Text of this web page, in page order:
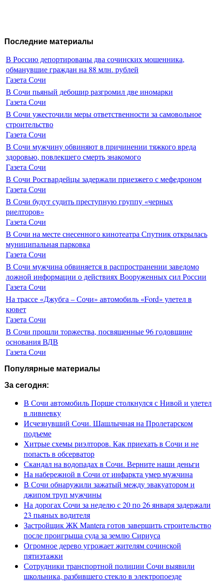
Последние материалы
В Россию депортированы два сочинских мошенника,
обманувшие граждан на 88 млн. рублей
Газета Сочи
В Сочи пьяный дебошир разгромил две иномарки
Газета Сочи
В Сочи ужесточили меры ответственности за самовольное
строительство
Газета Сочи
В Сочи мужчину обвиняют в причинении тяжкого вреда
здоровью, повлекшего смерть знакомого
Газета Сочи
В Сочи Росгвардейцы задержали приезжего с мефедроном
Газета Сочи
В Сочи будут судить преступную группу «черных
риелторов»
Газета Сочи
В Сочи на месте снесенного кинотеатра Спутник открылась
муниципальная парковка
Газета Сочи
В Сочи мужчина обвиняется в распространении заведомо
ложной информации о действиях Вооруженных сил России
Газета Сочи
На трассе «Джубга – Сочи» автомобиль «Ford» улетел в
кювет
Газета Сочи
В Сочи прошли торжества, посвященные 96 годовщине
основания ВДВ
Газета Сочи
Популярные материалы
За сегодня:
В Сочи автомобиль Порше столкнулся с Нивой и улетел
в ливневку
Исчезнувший Сочи. Шашлычная на Пролетарском
подъеме
Хитрые схемы риэлторов. Как приехать в Сочи и не
попасть в обсерватор
Скандал на водопадах в Сочи. Верните наши деньги
На набережной в Сочи от инфаркта умер мужчина
В Сочи обнаружили зажатый между эвакуатором и
джипом труп мужчины
На дорогах Сочи за неделю с 20 по 26 января задержали
23 пьяных водителя
Застройщик ЖК Mantera готов завершить строительство
после проигрыша суда за землю Сириуса
Огромное дерево угрожает жителям сочинской
пятиэтажки
Сотрудники транспортной полиции Сочи выявили
школьника, разбившего стекло в электропоезде